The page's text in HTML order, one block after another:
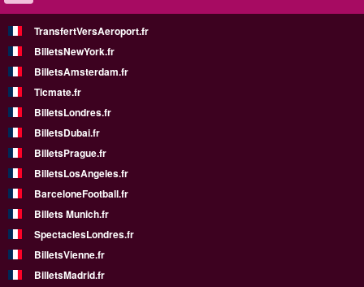
TransfertVersAeroport.fr
BilletsNewYork.fr
BilletsAmsterdam.fr
Ticmate.fr
BilletsLondres.fr
BilletsDubai.fr
BilletsPrague.fr
BilletsLosAngeles.fr
BarceloneFootball.fr
Billets Munich.fr
SpectaclesLondres.fr
BilletsVienne.fr
BilletsMadrid.fr